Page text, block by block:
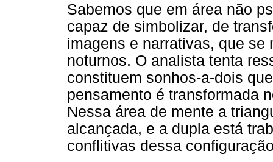
Sabemos que em área não
capaz de simbolizar, de
imagens e narrativas, que
noturnos. O analista tenta
constituem sonhos-a-dois
pensamento é transformada
Nessa área de mente a
alcançada, e a dupla está
conflitivas dessa